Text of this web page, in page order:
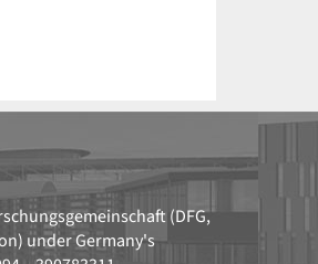
(DFG,
under Germany's